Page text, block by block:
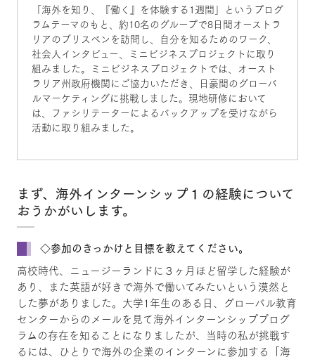
「海外を知り、『働く』を体験する1週間」というプログ
ラムテーマのもと、約10名のグループで8日間オーストラ
リアのブリスベンを訪問し、自分を知るためのワーク、
社会人インタビュー、ミニビジネスプロジェクトに取り
組みました。ミニビジネスプロジェクトでは、オースト
ラリア州政府機関にご協力いただき、日豪間のグローバ
ルマーケティングに挑戦しました。現地研修において
は、ファシリテーターによるバックアップを受けながら
活動に取り組みました。
まず、海外インターンシップ１の経験について
おうかがいします。
◇参加のきっかけと目標を教えてください。
高校時代、ニュージーランドに３ヶ月ほど留学した経験が
あり、また英語が好きで海外で働いてみたいという漠然と
した夢がありました。大学1年生のある日、グローバル教育
センターからのメールを見て海外インターンシッププログ
ラムの存在を知ることになりましたが、当時の私が挑戦す
るには、ひとりで海外の企業のインターンに参加する「海